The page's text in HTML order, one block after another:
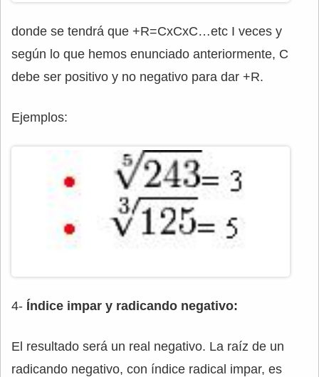
donde se tendrá que +R=CxCxC…etc I veces y
según lo que hemos enunciado anteriormente, C
debe ser positivo y no negativo para dar +R.
Ejemplos:
4- Índice impar y radicando negativo:
El resultado será un real negativo. La raíz de un
radicando negativo, con índice radical impar, es